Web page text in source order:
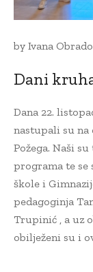
by Ivana
Dani
Dana 22.
nastupali su na
Požega. Naši
programa te se
škole i
pedagoginja
Trupinić , a uz
obilježeni su i